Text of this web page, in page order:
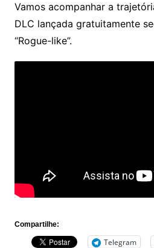
Vamos acompanhar a
DLC lançada gratuitamente
“Rogue-like”.
Compartilhe:
Telegram